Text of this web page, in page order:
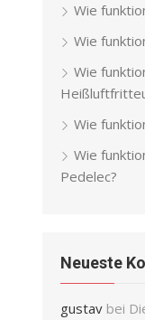
Wie
Wie
Wie
Wie
Wie
Pedelec?
Neueste
gustav bei